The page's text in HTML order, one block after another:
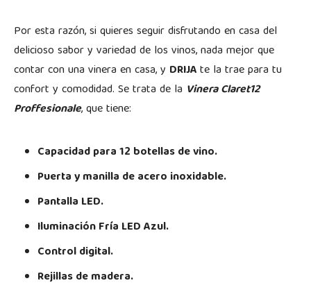
Por esta razón, si quieres seguir disfrutando en casa del
delicioso sabor y variedad de los vinos, nada mejor que
contar con una vinera en casa, y DRIJAte la trae para tu
confort y comodidad. Se trata de la Vinera Claret12
Proffesionale, que tiene:
Capacidad para 12 botellas de vino.
Puerta y manilla de acero inoxidable.
Pantalla LED.
Iluminación Fría LED Azul.
Control digital.
Rejillas de madera.